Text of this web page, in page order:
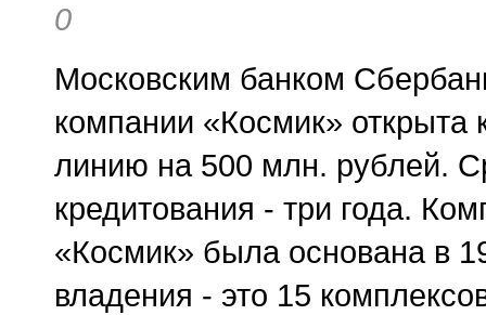
0
Московским банком
компании «Космик» открыта
линию на 500 млн. рублей.
кредитования - три года.
«Космик» была основана в
владения - это 15